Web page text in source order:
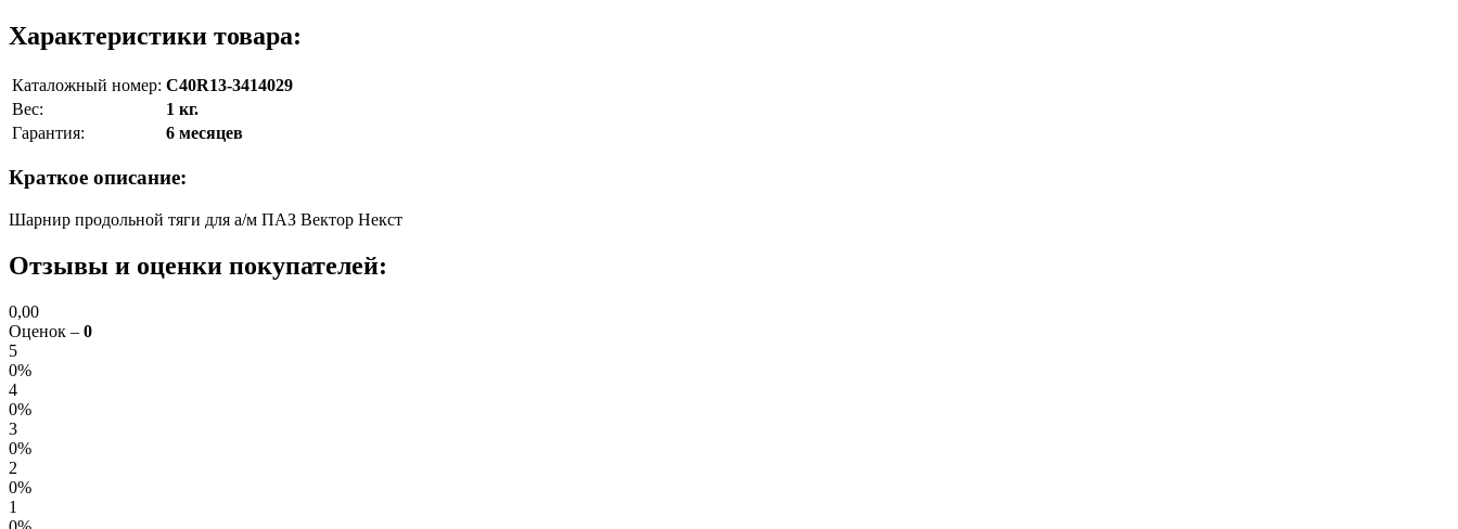
Характеристики товара:
Каталожный номер: C40R13-3414029
Вес:
1 кг.
Гарантия:
6 месяцев
Краткое описание:
Шарнир продольной тяги для а/м ПАЗ Вектор Некст
Отзывы и оценки покупателей:
0,00
Оценок – 0
5
0%
4
0%
3
0%
2
0%
1